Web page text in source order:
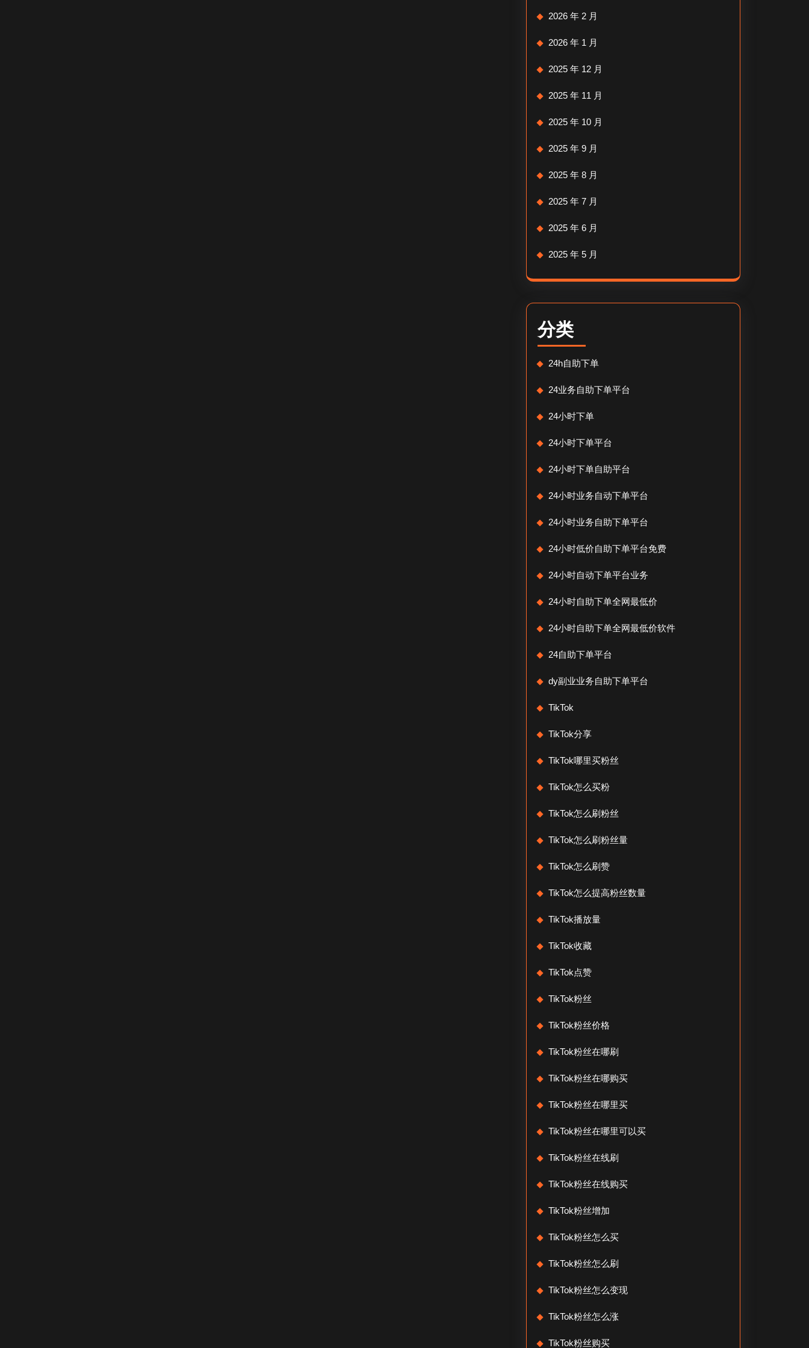
2026 年 2 月
2026 年 1 月
2025 年 12 月
2025 年 11 月
2025 年 10 月
2025 年 9 月
2025 年 8 月
2025 年 7 月
2025 年 6 月
2025 年 5 月
分类
24h自助下单
24业务自助下单平台
24小时下单
24小时下单平台
24小时下单自助平台
24小时业务自动下单平台
24小时业务自助下单平台
24小时低价自助下单平台免费
24小时自动下单平台业务
24小时自助下单全网最低价
24小时自助下单全网最低价软件
24自助下单平台
dy副业业务自助下单平台
TikTok
TikTok分享
TikTok哪里买粉丝
TikTok怎么买粉
TikTok怎么刷粉丝
TikTok怎么刷粉丝量
TikTok怎么刷赞
TikTok怎么提高粉丝数量
TikTok播放量
TikTok收藏
TikTok点赞
TikTok粉丝
TikTok粉丝价格
TikTok粉丝在哪刷
TikTok粉丝在哪购买
TikTok粉丝在哪里买
TikTok粉丝在哪里可以买
TikTok粉丝在线刷
TikTok粉丝在线购买
TikTok粉丝增加
TikTok粉丝怎么买
TikTok粉丝怎么刷
TikTok粉丝怎么变现
TikTok粉丝怎么涨
TikTok粉丝购买